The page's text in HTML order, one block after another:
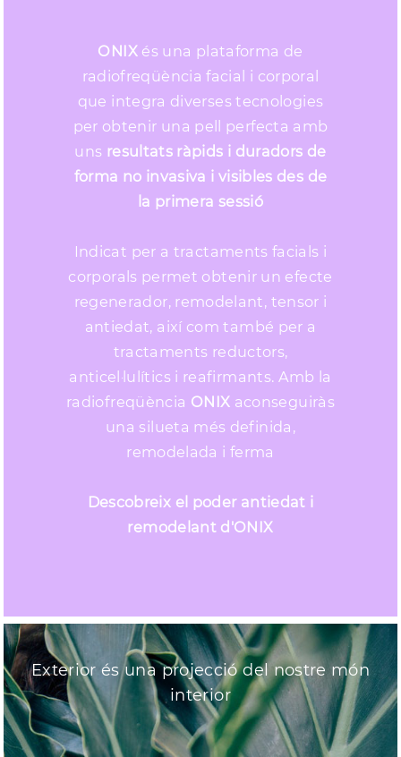
ONIXés una plataforma de
radiofreqüència facial i corporal
que integra diverses tecnologies
per obtenir una pell perfecta amb
uns resultats ràpids i duradors de
forma no invasiva i visibles des de
la primera sessió
Indicat per a tractaments facials i
corporals permet obtenir un efecte
regenerador, remodelant, tensor i
antiedat, així com també per a
tractaments reductors,
anticel·lulítics i reafirmants. Amb la
radiofreqüència ONIX aconseguiràs
una silueta més definida,
remodelada i ferma
Descobreix el poder antiedat i
remodelant d'ONIX
Exterior és una projecció del nostre món
interior